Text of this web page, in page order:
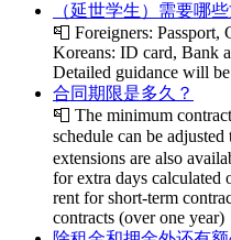
（延世学生）需要哪
📮 Foreigners: Passport,
Koreans: ID card, Bank
Detailed guidance will
合同期限是多久？
📮 The minimum
schedule can be
extensions are also
for extra days calculated
rent for short-term
contracts (over one year)